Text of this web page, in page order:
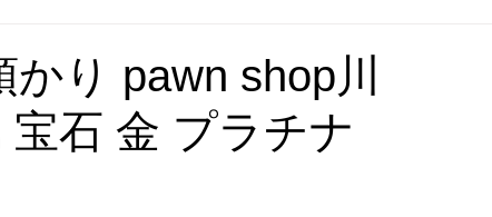
り pawn shop川
石 金 プラチナ